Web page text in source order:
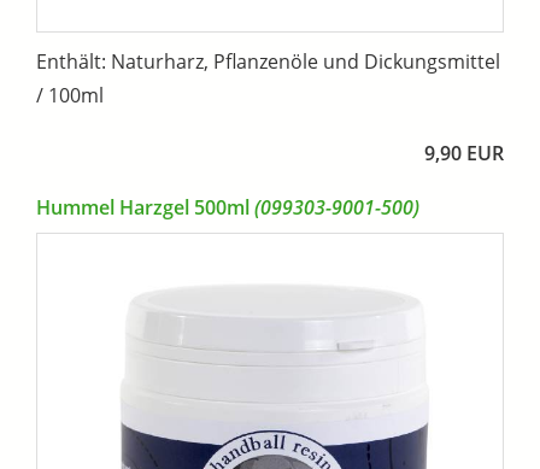
Enthält: Naturharz, Pflanzenöle und Dickungsmittel
/ 100ml
9,90 EUR
Hummel Harzgel 500ml(099303-9001-500)